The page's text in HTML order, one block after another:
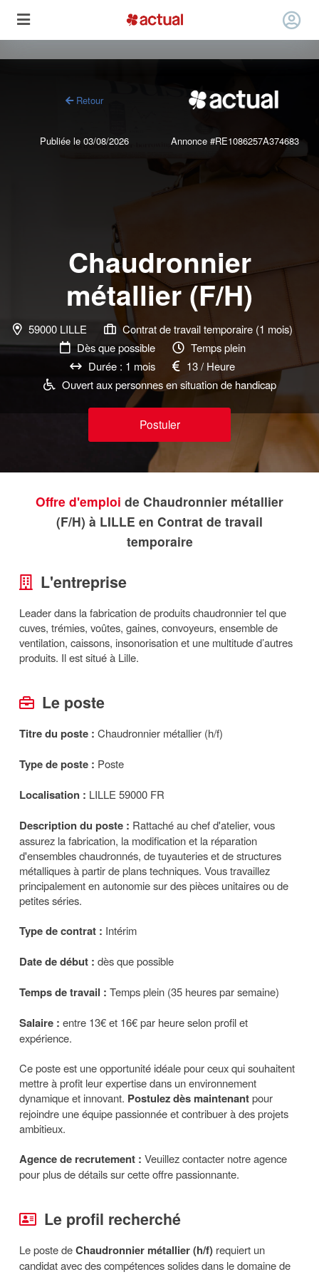
Retour
Publiée le 03/08/2026 Annonce #RE1086257A374683
Chaudronnier
métallier (F/H)
59000 LILLE
Contrat de travail temporaire (1 mois)
Dès que possible
Temps plein
Durée : 1 mois
13 / Heure
Ouvert aux personnes en situation de handicap
Postuler
Offre d'emploi de Chaudronnier métallier
(F/H) à LILLE en Contrat de travail
temporaire
L'entreprise
Leader dans la fabrication de produits chaudronnier tel que
cuves, trémies, voûtes, gaines, convoyeurs, ensemble de
ventilation, caissons, insonorisation et une multitude d’autres
produits. Il est situé à Lille.
Le poste
Titre du poste : Chaudronnier métallier (h/f)
Type de poste : Poste
Localisation : LILLE 59000 FR
Description du poste : Rattaché au chef d'atelier, vous
assurez la fabrication, la modification et la réparation
d'ensembles chaudronnés, de tuyauteries et de structures
métalliques à partir de plans techniques. Vous travaillez
principalement en autonomie sur des pièces unitaires ou de
petites séries.
Type de contrat : Intérim
Date de début : dès que possible
Temps de travail : Temps plein (35 heures par semaine)
Salaire : entre 13€ et 16€ par heure selon profil et
expérience.
Ce poste est une opportunité idéale pour ceux qui souhaitent
mettre à profit leur expertise dans un environnement
dynamique et innovant. Postulez dès maintenantpour
rejoindre une équipe passionnée et contribuer à des projets
ambitieux.
Agence de recrutement : Veuillez contacter notre agence
pour plus de détails sur cette offre passionnante.
Le profil recherché
Le poste deChaudronnier métallier (h/f) requiert un
candidat avec des compétences solides dans le domaine de